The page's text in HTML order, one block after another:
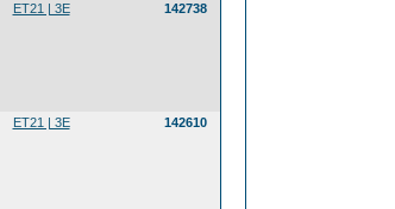
ET21 | 3E 142738
ET21 | 3E 142610